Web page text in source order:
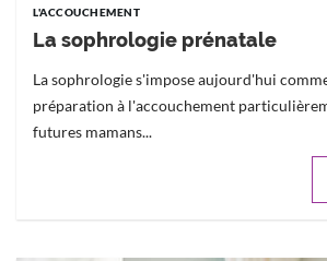
L'ACCOUCHEMENT
La sophrologie prénatale
La sophrologie s'impose aujourd'hui
préparation à l'accouchement
futures mamans...